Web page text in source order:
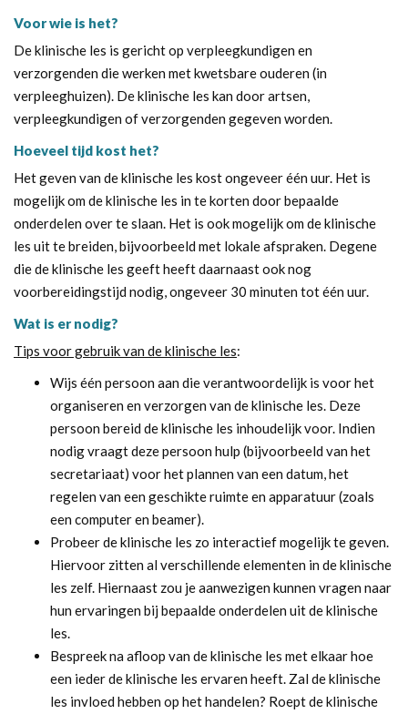
Voor wie is het?
De klinische les is gericht op verpleegkundigen en
verzorgenden die werken met kwetsbare ouderen (in
verpleeghuizen). De klinische les kan door artsen,
verpleegkundigen of verzorgenden gegeven worden.
Hoeveel tijd kost het?
Het geven van de klinische les kost ongeveer één uur. Het is
mogelijk om de klinische les in te korten door bepaalde
onderdelen over te slaan. Het is ook mogelijk om de klinische
les uit te breiden, bijvoorbeeld met lokale afspraken. Degene
die de klinische les geeft heeft daarnaast ook nog
voorbereidingstijd nodig, ongeveer 30 minuten tot één uur.
Wat is er nodig?
Tips voor gebruik van de klinische les:
Wijs één persoon aan die verantwoordelijk is voor het
organiseren en verzorgen van de klinische les. Deze
persoon bereid de klinische les inhoudelijk voor. Indien
nodig vraagt deze persoon hulp (bijvoorbeeld van het
secretariaat) voor het plannen van een datum, het
regelen van een geschikte ruimte en apparatuur (zoals
een computer en beamer).
Probeer de klinische les zo interactief mogelijk te geven.
Hiervoor zitten al verschillende elementen in de klinische
les zelf. Hiernaast zou je aanwezigen kunnen vragen naar
hun ervaringen bij bepaalde onderdelen uit de klinische
les.
Bespreek na afloop van de klinische les met elkaar hoe
een ieder de klinische les ervaren heeft. Zal de klinische
les invloed hebben op het handelen? Roept de klinische